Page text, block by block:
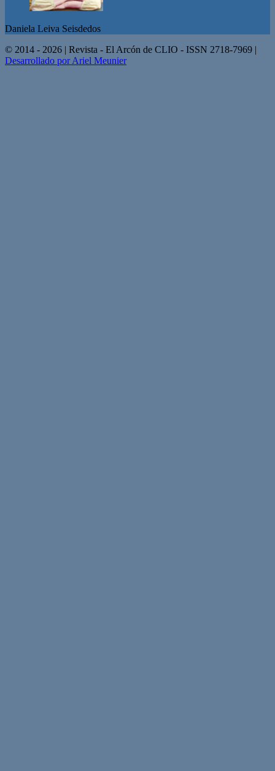
Daniela Leiva Seisdedos
© 2014 - 2026 | Revista - El Arcón de CLIO - ISSN 2718-7969 |
Desarrollado por Ariel Meunier